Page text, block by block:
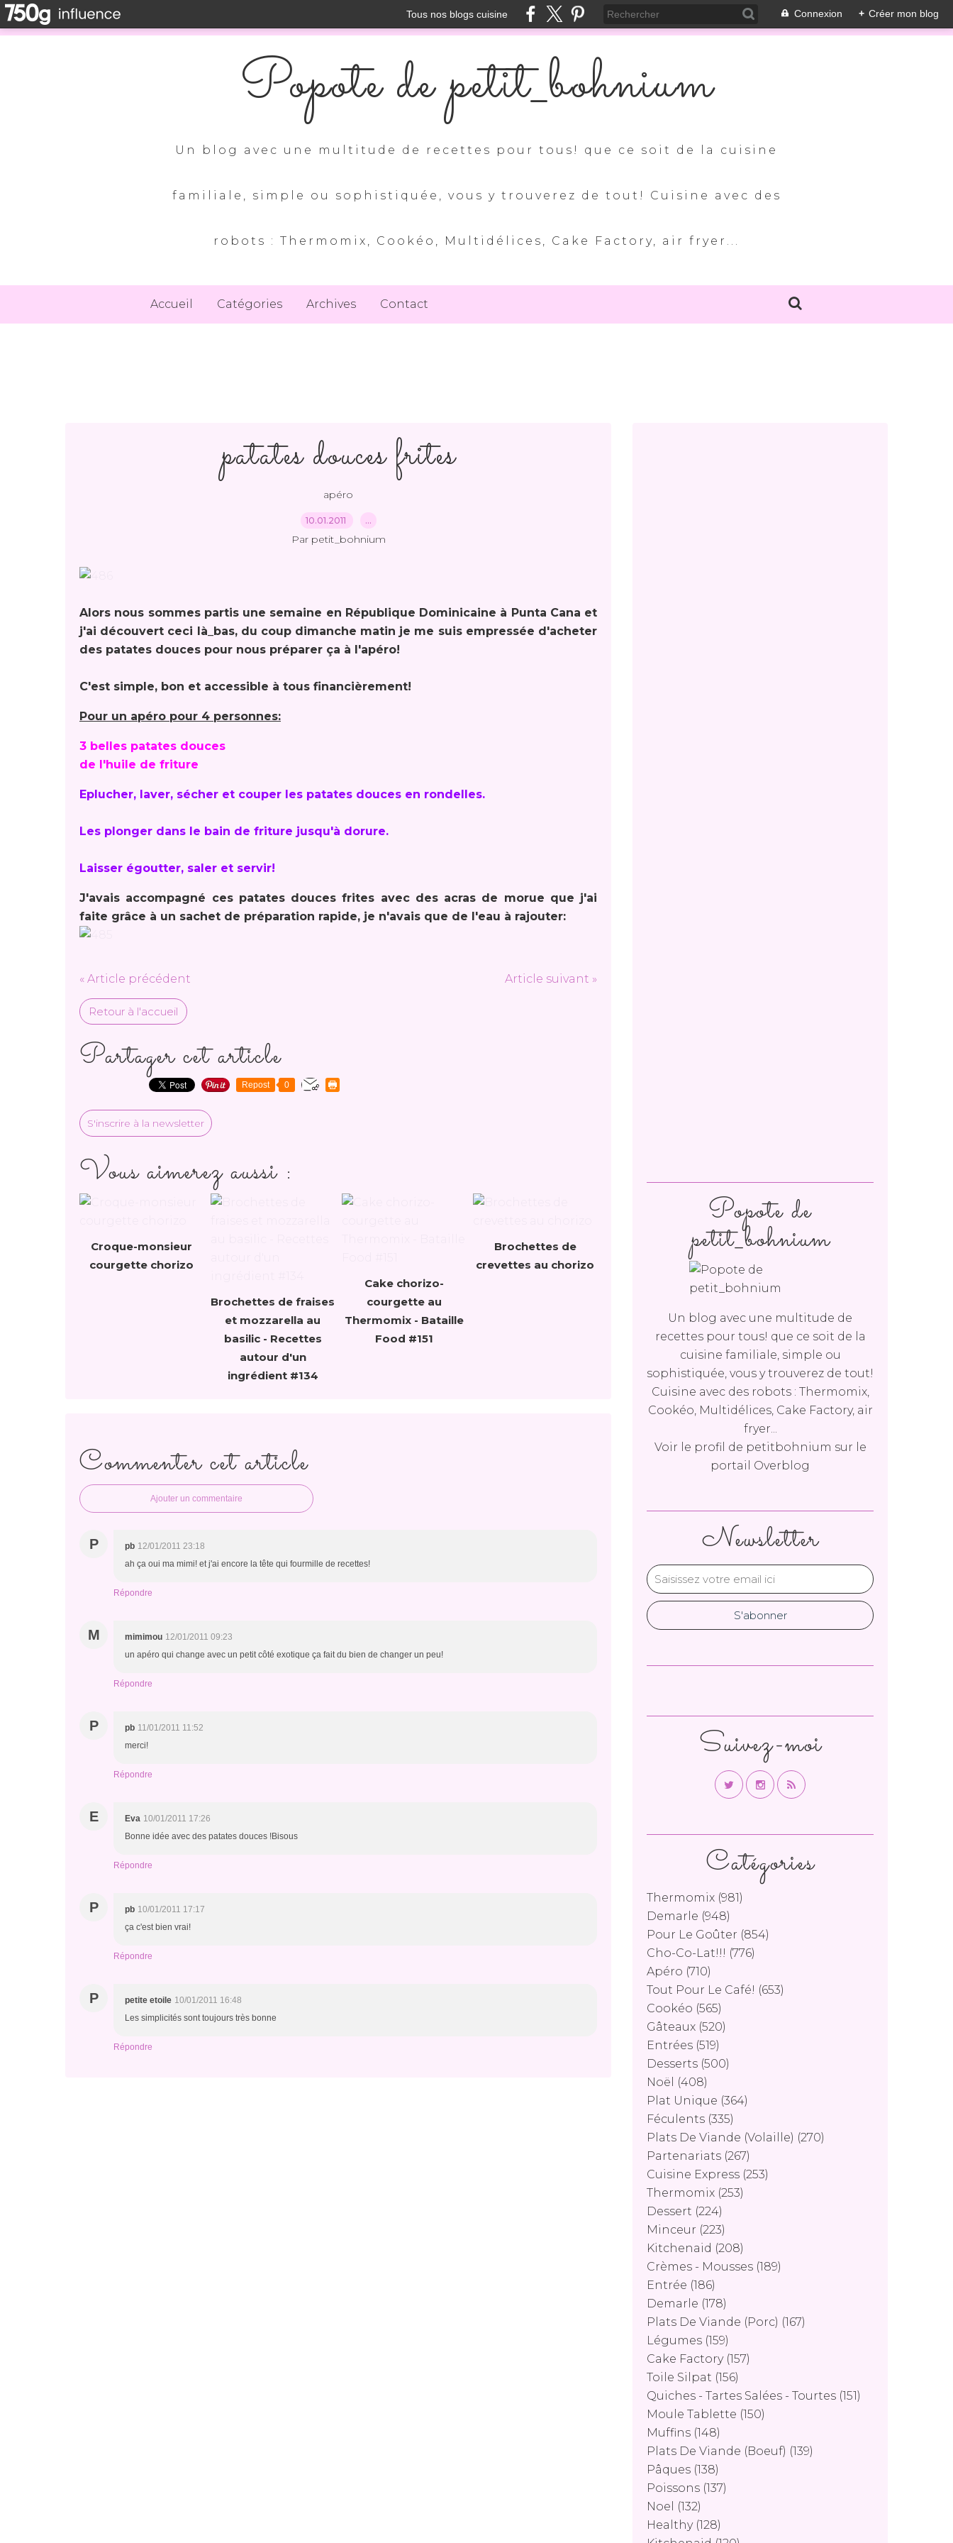
Tous nos blogs cuisine Connexion + Créer mon blog
Popote de petit_bohnium
Un blog avec une multitude de recettes pour tous! que ce soit de la cuisine
familiale, simple ou sophistiquée, vous y trouverez de tout! Cuisine avec des
robots : Thermomix, Cookéo, Multidélices, Cake Factory, air fryer...
Accueil Catégories Archives Contact
patates douces frites
apéro
10.01.2011 …
Par petit_bohnium
Alors nous sommes partis une semaine en République Dominicaine à Punta Cana et
j'ai découvert ceci là_bas, du coup dimanche matin je me suis empressée d'acheter
des patates douces pour nous préparer ça à l'apéro!
C'est simple, bon et accessible à tous financièrement!
Pour un apéro pour 4 personnes:
3 belles patates douces
de l'huile de friture
Eplucher, laver, sécher et couper les patates douces en rondelles.
Les plonger dans le bain de friture jusqu'à dorure.
Laisser égoutter, saler et servir!
J'avais accompagné ces patates douces frites avec des acras de morue que j'ai
faite grâce à un sachet de préparation rapide, je n'avais que de l'eau à rajouter:
« Article précédent Article suivant »
Retour à l'accueil
Partager cet article
Repost 0
S'inscrire à la newsletter
Vous aimerez aussi :
Croque-monsieur
courgette chorizo
Brochettes de fraises
et mozzarella au
basilic - Recettes
autour d'un
ingrédient #134
Cake chorizo-
courgette au
Thermomix - Bataille
Food #151
Brochettes de
crevettes au chorizo
Commenter cet article
Ajouter un commentaire
P pb 12/01/2011 23:18
ah ça oui ma mimi! et j'ai encore la tête qui fourmille de recettes!
Répondre
M mimimou 12/01/2011 09:23
un apéro qui change avec un petit côté exotique ça fait du bien de changer un peu!
Répondre
P pb 11/01/2011 11:52
merci!
Répondre
E Eva 10/01/2011 17:26
Bonne idée avec des patates douces !Bisous
Répondre
P pb 10/01/2011 17:17
ça c'est bien vrai!
Répondre
P petite etoile 10/01/2011 16:48
Les simplicités sont toujours très bonne
Répondre
Newsletter
Catégories
Thermomix (981)
Demarle (948)
Pour Le Goûter (854)
Cho-Co-Lat!!! (776)
Apéro (710)
Tout Pour Le Café! (653)
Cookéo (565)
Gâteaux (520)
Entrées (519)
Desserts (500)
Noël
(408)
Plat Unique (364)
Féculents (335)
Plats De Viande (volaille) (270)
Partenariats (267)
Cuisine Express (253)
Thermomix (253)
Dessert (224)
Minceur (223)
Kitchenaid (208)
Crèmes - Mousses (189)
Entrée (186)
Demarle (178)
Plats De Viande (porc) (167)
Légumes (159)
Cake Factory(157)
Toile Silpat (156)
Quiches - Tartes Salées - Tourtes (151)
Moule Tablette (150)
Muffins (148)
Plats De Viande (boeuf) (139)
Pâques (138)
Poissons (137)
Noel
(132)
Healthy(128)
Popote de
petit_bohnium
Un blog avec une multitude de
recettes pour tous! que ce soit de la
cuisine familiale, simple ou
sophistiquée, vous y trouverez de tout!
Cuisine avec des robots : Thermomix,
Cookéo, Multidélices, Cake Factory, air
fryer...
Voir le profil de petitbohnium sur le
portail Overblog
Suivez-moi